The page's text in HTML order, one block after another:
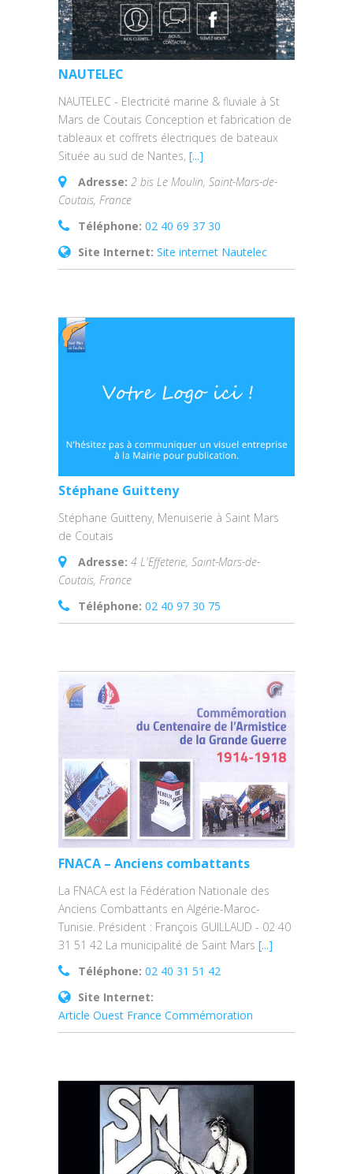
NAUTELEC
NAUTELEC - Electricité marine & fluviale à St
Mars de Coutais Conception et fabrication de
tableaux et coffrets électriques de bateaux
Située au sud de Nantes, [...]
Adresse: 2 bis Le Moulin, Saint-Mars-de-
Coutais, France
Téléphone: 02 40 69 37 30
Site Internet: Site internet Nautelec
Stéphane Guitteny
Stéphane Guitteny, Menuiserie à Saint Mars
de Coutais
Adresse: 4 L'Effeterie, Saint-Mars-de-
Coutais, France
Téléphone: 02 40 97 30 75
FNACA – Anciens combattants
La FNACA est la Fédération Nationale des
Anciens Combattants en Algérie-Maroc-
Tunisie. Président : François GUILLAUD - 02 40
31 51 42 La municipalité de Saint Mars [...]
Téléphone: 02 40 31 51 42
Site Internet:
Article Ouest France Commémoration